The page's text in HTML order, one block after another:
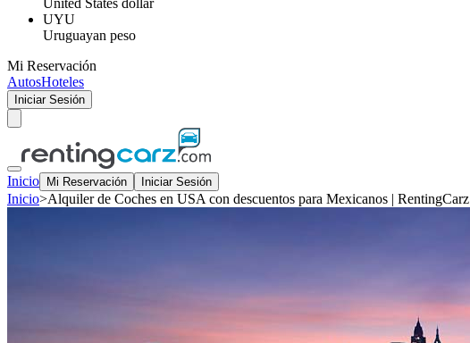
United States dollar
UYU
Uruguayan peso
Mi Reservación
AutosHoteles
Iniciar Sesión
Inicio Mi Reservación Iniciar Sesión
Inicio>Alquiler de Coches en USA con descuentos para Mexicanos | RentingCarz